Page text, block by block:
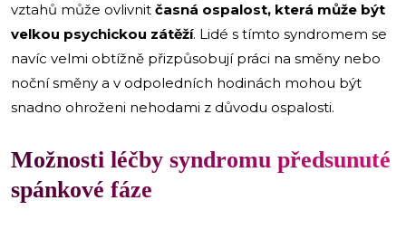
vztahů může ovlivnit časná ospalost, která může být
velkou psychickou zátěží. Lidé s tímto syndromem se
navíc velmi obtížně přizpůsobují práci na směny nebo
noční směny a v odpoledních hodinách mohou být
snadno ohroženi nehodami z důvodu ospalosti.
Možnosti léčby syndromu předsunuté
spánkové fáze